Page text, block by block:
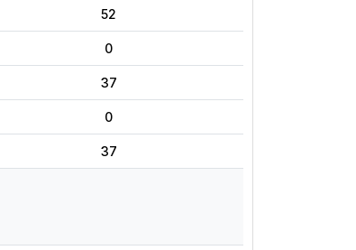
52
0
37
0
37